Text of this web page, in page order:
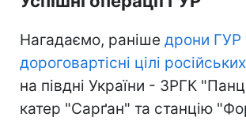
Нагадаємо, раніше дрони ГУР
дороговартісні цілі
на півдні України - ЗРГК
катер "Сарґан" та станцію